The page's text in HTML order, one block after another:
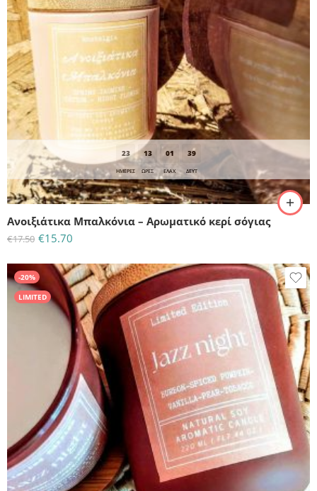
23
ΗΜΈΡΕΣ
13
ΩΡΕΣ
01
ΕΛΆΧ
38
ΔΕΥΤ
Aνοιξιάτικα Μπαλκόνια – Αρωματικό κερί σόγιας
€17.50 €15.70
-20%
LIMITED